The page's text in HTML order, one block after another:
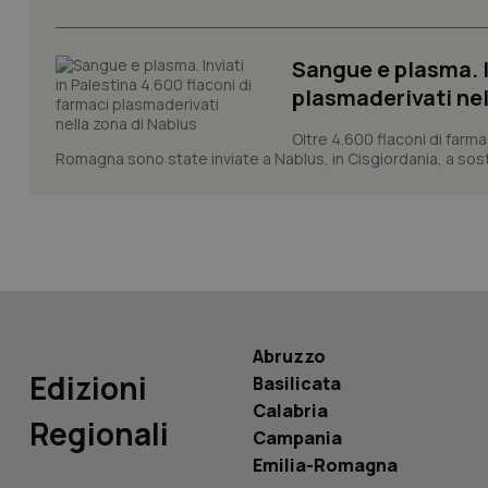
Sangue e
plasmaderivati
Oltre 4.600 flaconi di
Romagna sono state inviate a Nablus, in Cisgiordania, a
Edizioni
Regionali
Abruzzo
Basilicata
Calabria
Campania
Emilia-Romagna
PHPSESSID